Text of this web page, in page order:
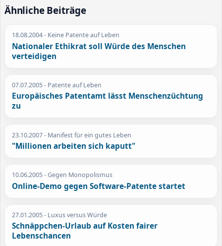
Ähnliche Beiträge
18.08.2004- Keine Patente auf Leben
Nationaler Ethikrat soll Würde des Menschen
verteidigen
07.07.2005- Patente auf Leben
Europäisches Patentamt lässt Menschenzüchtung
zu
23.10.2007- Manifest für ein gutes Leben
"Millionen arbeiten sich kaputt"
10.06.2005- Gegen Monopolismus
Online-Demo gegen Software-Patente startet
27.01.2005- Luxus versus Würde
Schnäppchen-Urlaub auf Kosten fairer
Lebenschancen